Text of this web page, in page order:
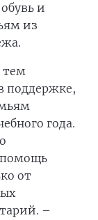
и
из
тем
поддержке,
года.
помощь
от
–